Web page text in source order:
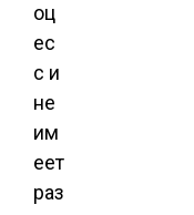
оц
ес
с и
не
им
еет
раз